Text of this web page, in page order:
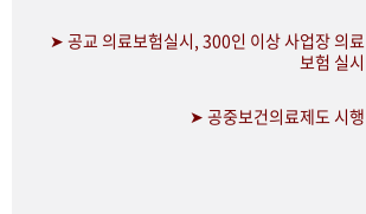
➤ 공교 의료보험실시, 300인 이상 사업장 의료
보험 실시
➤ 공중보건의료제도 시행